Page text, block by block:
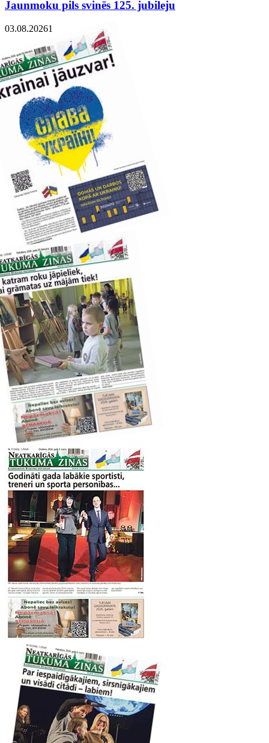
Jaunmoku pils svinēs 125. jubileju
03.08.20261